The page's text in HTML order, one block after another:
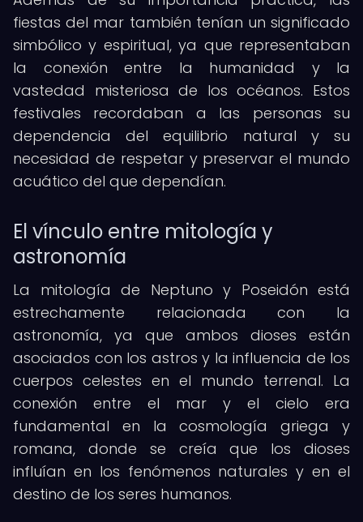
fiestas del mar también tenían un significado
simbólico y espiritual, ya que representaban
la conexión entre la humanidad y la
vastedad misteriosa de los océanos. Estos
festivales recordaban a las personas su
dependencia del equilibrio natural y su
necesidad de respetar y preservar el mundo
acuático del que dependían.
El vínculo entre mitología y
astronomía
La mitología de Neptuno y Poseidón está
estrechamente relacionada con la
astronomía, ya que ambos dioses están
asociados con los astros y la influencia de los
cuerpos celestes en el mundo terrenal. La
conexión entre el mar y el cielo era
fundamental en la cosmología griega y
romana, donde se creía que los dioses
influían en los fenómenos naturales y en el
destino de los seres humanos.